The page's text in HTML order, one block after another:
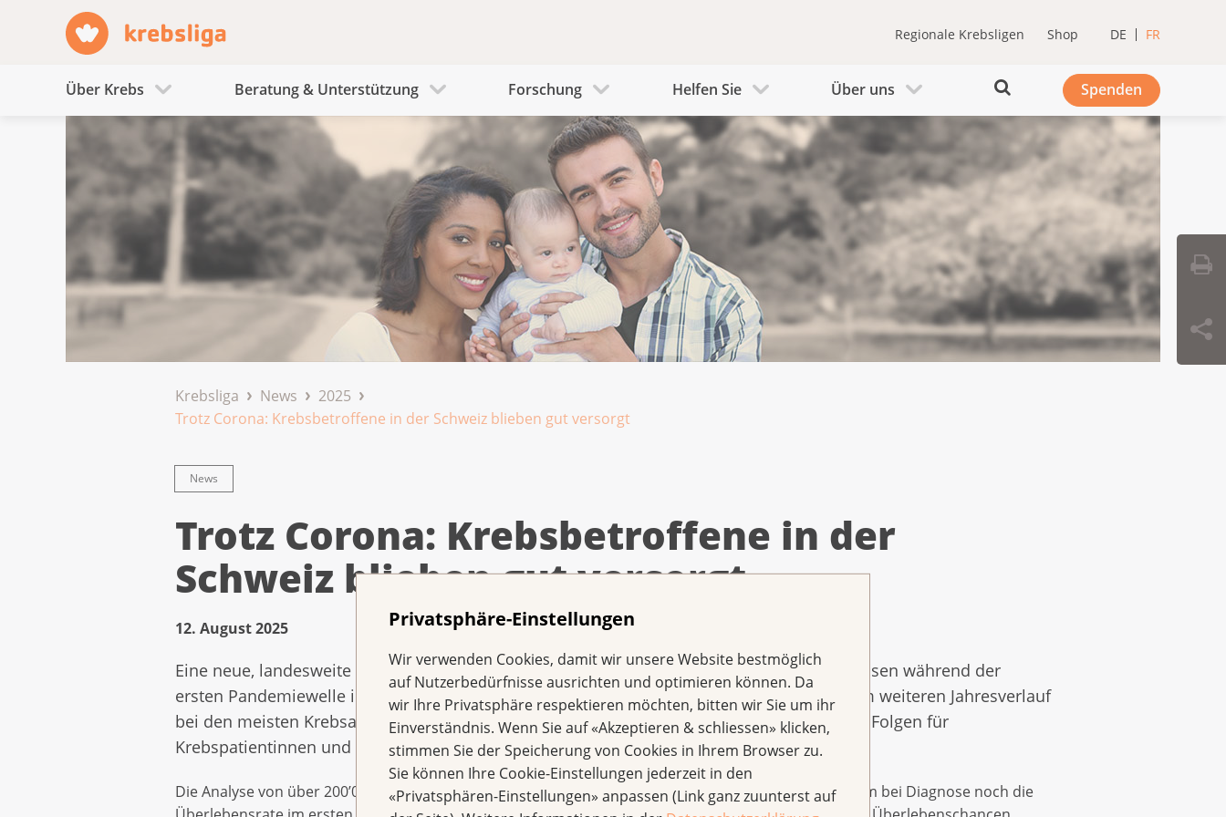
Privatsphäre-Einstellungen
Wir verwenden Cookies, damit wir unsere Website bestmöglich
auf Nutzerbedürfnisse ausrichten und optimieren können. Da
wir Ihre Privatsphäre respektieren möchten, bitten wir Sie um ihr
Einverständnis. Wenn Sie auf «Akzeptieren & schliessen» klicken,
stimmen Sie der Speicherung von Cookies in Ihrem Browser zu.
Sie können Ihre Cookie-Einstellungen jederzeit in den
«Privatsphären-Einstellungen» anpassen (Link ganz zuunterst auf
Regionale Krebsligen Shop DE FR
Über Krebs Beratung & Unterstützung Forschung Helfen Sie Über uns Spenden
Krebsliga News
2025
Trotz Corona: Krebsbetroffene in der Schweiz blieben gut versorgt
News
Trotz Corona: Krebsbetroffene in der
Schweiz blieben gut versorgt
12. August 2025
Eine neue, landesweite Studie bringt überraschende Klarheit: Zwar gingen die Krebsdiagnosen während der
ersten Pandemiewelle im Frühjahr 2020 deutlich zurück, doch dieser Einbruch glich sich im weiteren Jahresverlauf
bei den meisten Krebsarten wieder aus. Somit hat die Pandemie kurzfristig kaum negative Folgen für
Krebspatientinnen und -patienten in der Schweiz hinterlassen.
Die Analyse von über 200’000 Krebsfällen zwischen 2017 und 2021 zeigt: Weder das Krankheitsstadium bei Diagnose noch die